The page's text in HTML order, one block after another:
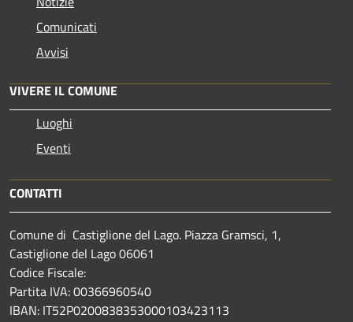
Comunicati
Avvisi
VIVERE IL COMUNE
Luoghi
Eventi
CONTATTI
Comune di Castiglione del Lago. Piazza Gramsci, 1,
Castiglione del Lago 06061
Codice Fiscale:
Partita IVA: 00366960540
IBAN: IT52P0200838353000103423113